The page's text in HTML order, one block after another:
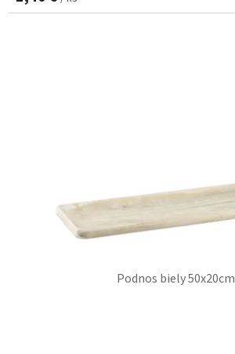
Podnos biely 50x20cm